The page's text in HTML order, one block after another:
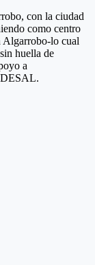
con la ciudad
como centro
Algarrobo-lo cual
huella de
a